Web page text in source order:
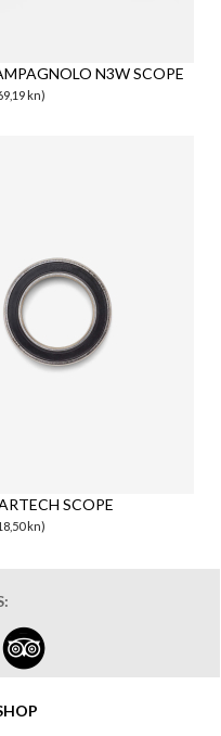
N3W SCOPE
kn)
SCOPE
kn)